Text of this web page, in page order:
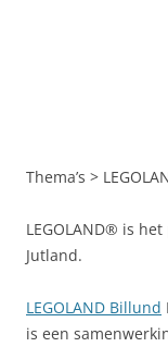
Thema’s >
LEGOLAND® is
Jutland.
LEGOLAND Billund
is een